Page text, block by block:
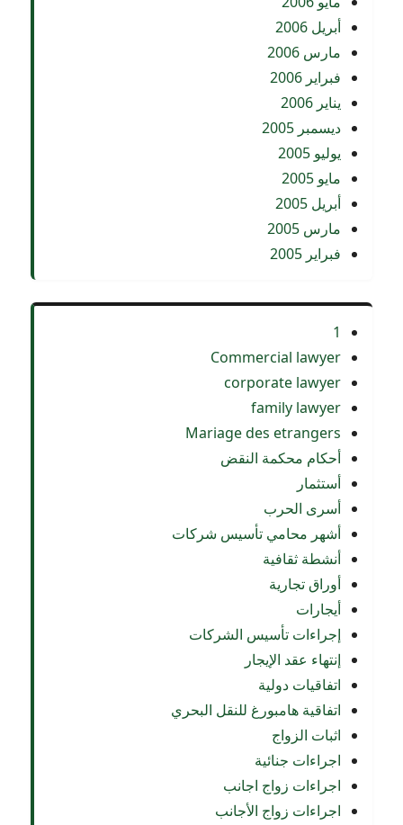
أبريل 2006
مارس 2006
فبراير 2006
يناير 2006
ديسمبر 2005
يوليو 2005
مايو 2005
أبريل 2005
مارس 2005
فبراير 2005
1
Commercial lawyer
corporate lawyer
family lawyer
Mariage des etrangers
أحكام محكمة النقض
أستثمار
أسرى الحرب
أشهر محامي تأسيس شركات
أنشطة ثقافية
أوراق تجارية
أيجارات
إجراءات تأسيس الشركات
إنتهاء عقد الإيجار
اتفاقيات دولية
اتفاقية هامبورغ للنقل البحري
اثبات الزواج
اجراءات جنائية
اجراءات زواج اجانب
اجراءات زواج الأجانب